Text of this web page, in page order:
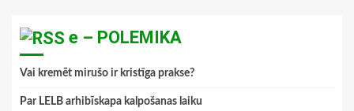
e – POLEMIKA
Vai kremēt mirušo ir kristīga prakse?
Par LELB arhibīskapa kalpošanas laiku